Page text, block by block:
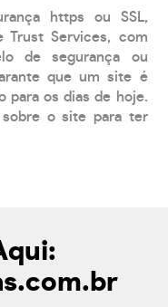
https ou SSL,
Trust Services, com
de segurança ou
que um site é
para os dias de hoje.
o site para ter